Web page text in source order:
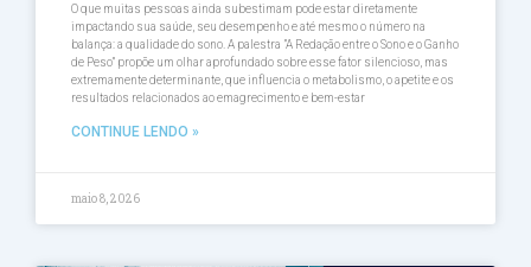
O que muitas pessoas ainda subestimam pode estar diretamente
impactando sua saúde, seu desempenho e até mesmo o número na
balança: a qualidade do sono. A palestra ”A Redação entre o Sono e o Ganho
de Peso” propõe um olhar aprofundado sobre esse fator silencioso, mas
extremamente determinante, que influencia o metabolismo, o apetite e os
resultados relacionados ao emagrecimento e bem-estar
CONTINUE LENDO »
maio 8, 2026